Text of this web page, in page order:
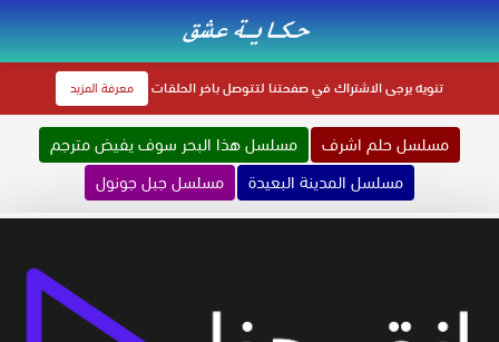
تنويهيرجى الاشتراك في صفحتنا لتتوصل باخر الحلقات معرفة المزيد
مسلسل حلم اشرف
مسلسل هذا البحر سوف يفيض مترجم
مسلسل المدينة البعيدة
مسلسل جبل جونول